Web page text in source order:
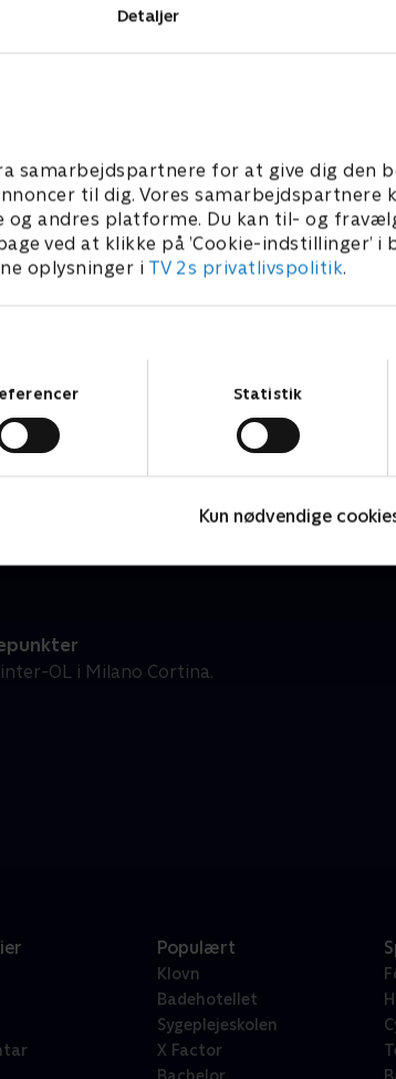
Detaljer
samarbejdspartnere for at give dig den
til dig. Vores samarbejdspartnere
andres platforme. Du kan til- og
ved at klikke på ’Cookie-indstillinger’ i
oplysninger i TV 2s privatlivspolitik.
Statistik
Kun nødvendige
med Anne
ski mountaineering ved
OL i Milano Cortina.
Populært
Klovn
Badehotellet
Sygeplejeskolen
X Factor